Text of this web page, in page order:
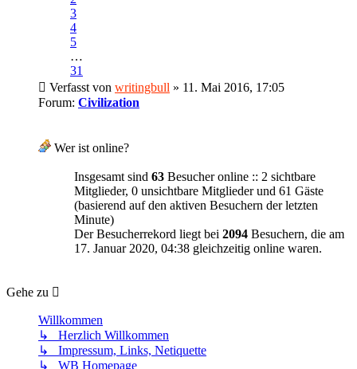
3
4
5
…
31
Verfasst von writingbull » 11. Mai 2016, 17:05
Forum: Civilization
Wer ist online?
Insgesamt sind 63 Besucher online :: 2 sichtbare
Mitglieder, 0 unsichtbare Mitglieder und 61 Gäste
(basierend auf den aktiven Besuchern der letzten
Minute)
Der Besucherrekord liegt bei 2094 Besuchern, die am
17. Januar 2020, 04:38 gleichzeitig online waren.
Gehe zu
Willkommen
↳ Herzlich Willkommen
↳ Impressum, Links, Netiquette
↳ WB Homepage